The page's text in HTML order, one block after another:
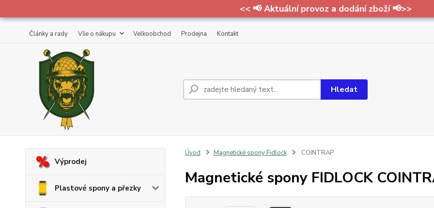
<< 📢 Aktuální provoz a dodání zboží 📢>>
Články a rady Vše o nákupu Velkoobchod Prodejna Kontakt
Hledat
Výprodej
Plastové spony a přezky
Úvod Magnetické spony Fidlock COINTRAP
Magnetické spony FIDLOCK